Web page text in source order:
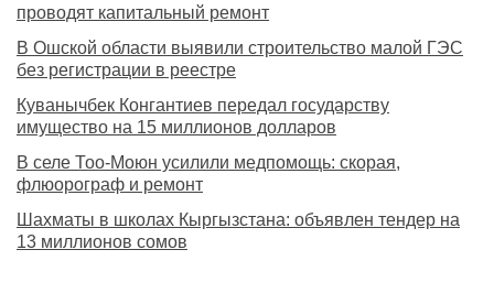
проводят капитальный ремонт
В Ошской области выявили строительство малой ГЭС
без регистрации в реестре
Куванычбек Конгантиев передал государству
имущество на 15 миллионов долларов
В селе Тоо-Моюн усилили медпомощь: скорая,
флюорограф и ремонт
Шахматы в школах Кыргызстана: объявлен тендер на
13 миллионов сомов